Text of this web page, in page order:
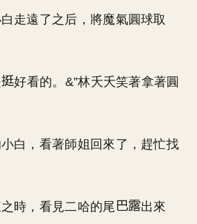
走遠了之后，將魔氣圓球取
好看的。&”林夭夭笑著拿著圓
白，看著師姐回來了，趕忙找
時，看見二哈的尾
出來